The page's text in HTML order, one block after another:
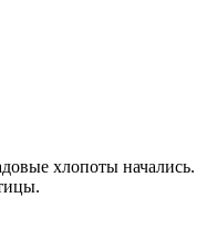
хлопоты начались.